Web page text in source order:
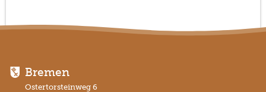
Bremen
Ostertorsteinweg 6